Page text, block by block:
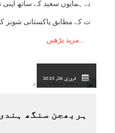
نے ہمایوں سعید کے ساتھ اپنی
ت کے مطابق پاکستانی شوبز
مزید پڑھیں
فروری 26, 2025
ہربھجن سنگھ